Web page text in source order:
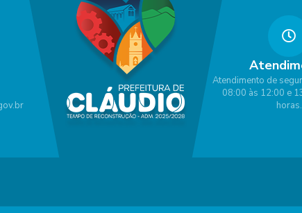
Atendimento de
08:00 às 12:00 e
horas.